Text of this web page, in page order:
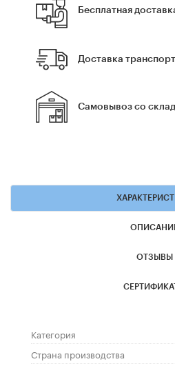
Бесплатная
Доставка
Самовывоз со
ОТЗЫВЫ
Категория
Страна производства